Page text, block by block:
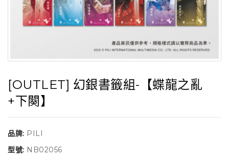
[OUTLET] 幻銀書籤組-【蝶龍之亂
+下闋】
品牌: PILI
型號: NB02056